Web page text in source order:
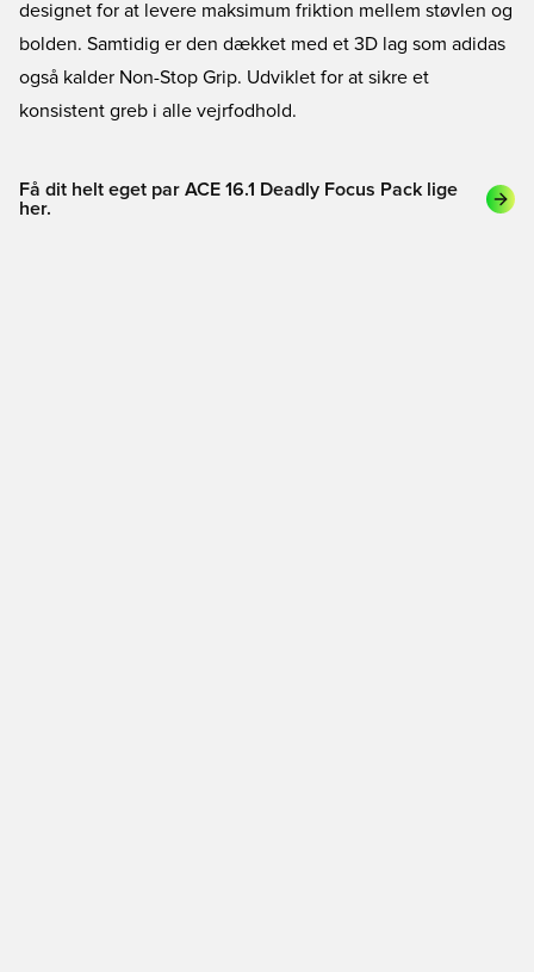
designet for at levere maksimum friktion mellem støvlen og
bolden. Samtidig er den dækket med et 3D lag som adidas
også kalder Non-Stop Grip. Udviklet for at sikre et
konsistent greb i alle vejrfodhold.
Få dit helt eget par ACE 16.1 Deadly Focus Pack lige
her.